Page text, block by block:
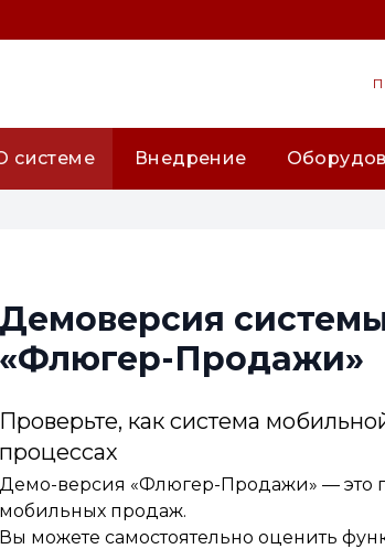
системе Внедрение
Демоверсия
«Флюгер-Продажи»
Проверьте, как система
процессах
Демо-версия «Флюгер-Продажи» — это
мобильных продаж.
Вы можете самостоятельно оценить